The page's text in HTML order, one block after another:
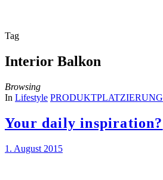
Tag
Interior Balkon
Browsing
In Lifestyle PRODUKTPLATZIERUNG
Your daily inspiration?
1. August 2015